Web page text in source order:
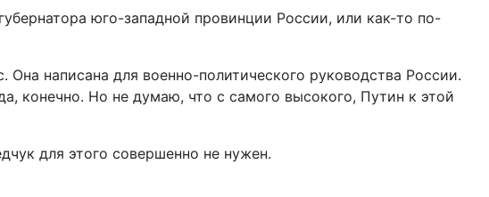
юго-западной провинции России, или как-то по-
написана для военно-политического руководства России.
конечно. Но не думаю, что с самого высокого, Путин к этой
для этого совершенно не нужен.